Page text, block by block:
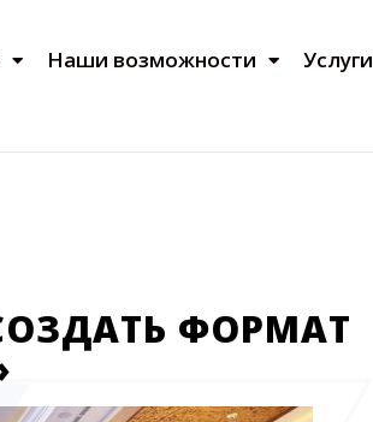
Наши возможности Услуги
ФОРМАТ